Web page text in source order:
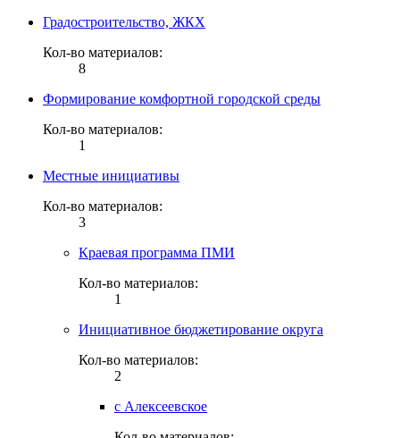
Градостроительство, ЖКХ
Кол-во материалов:
8
Формирование комфортной городской среды
Кол-во материалов:
1
Местные инициативы
Кол-во материалов:
3
Краевая программа ПМИ
Кол-во материалов:
1
Инициативное бюджетирование округа
Кол-во материалов:
2
с Алексеевское